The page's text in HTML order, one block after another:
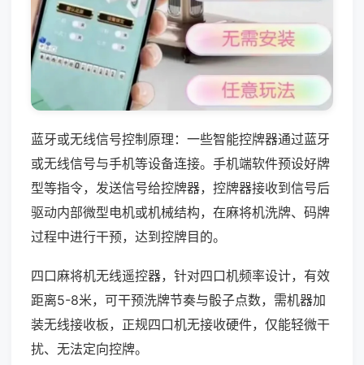
蓝牙或无线信号控制原理：一些智能控牌器通过蓝牙
或无线信号与手机等设备连接。手机端软件预设好牌
型等指令，发送信号给控牌器，控牌器接收到信号后
驱动内部微型电机或机械结构，在麻将机洗牌、码牌
过程中进行干预，达到控牌目的。
四口麻将机无线遥控器，针对四口机频率设计，有效
距离5-8米，可干预洗牌节奏与骰子点数，需机器加
装无线接收板，正规四口机无接收硬件，仅能轻微干
扰、无法定向控牌。